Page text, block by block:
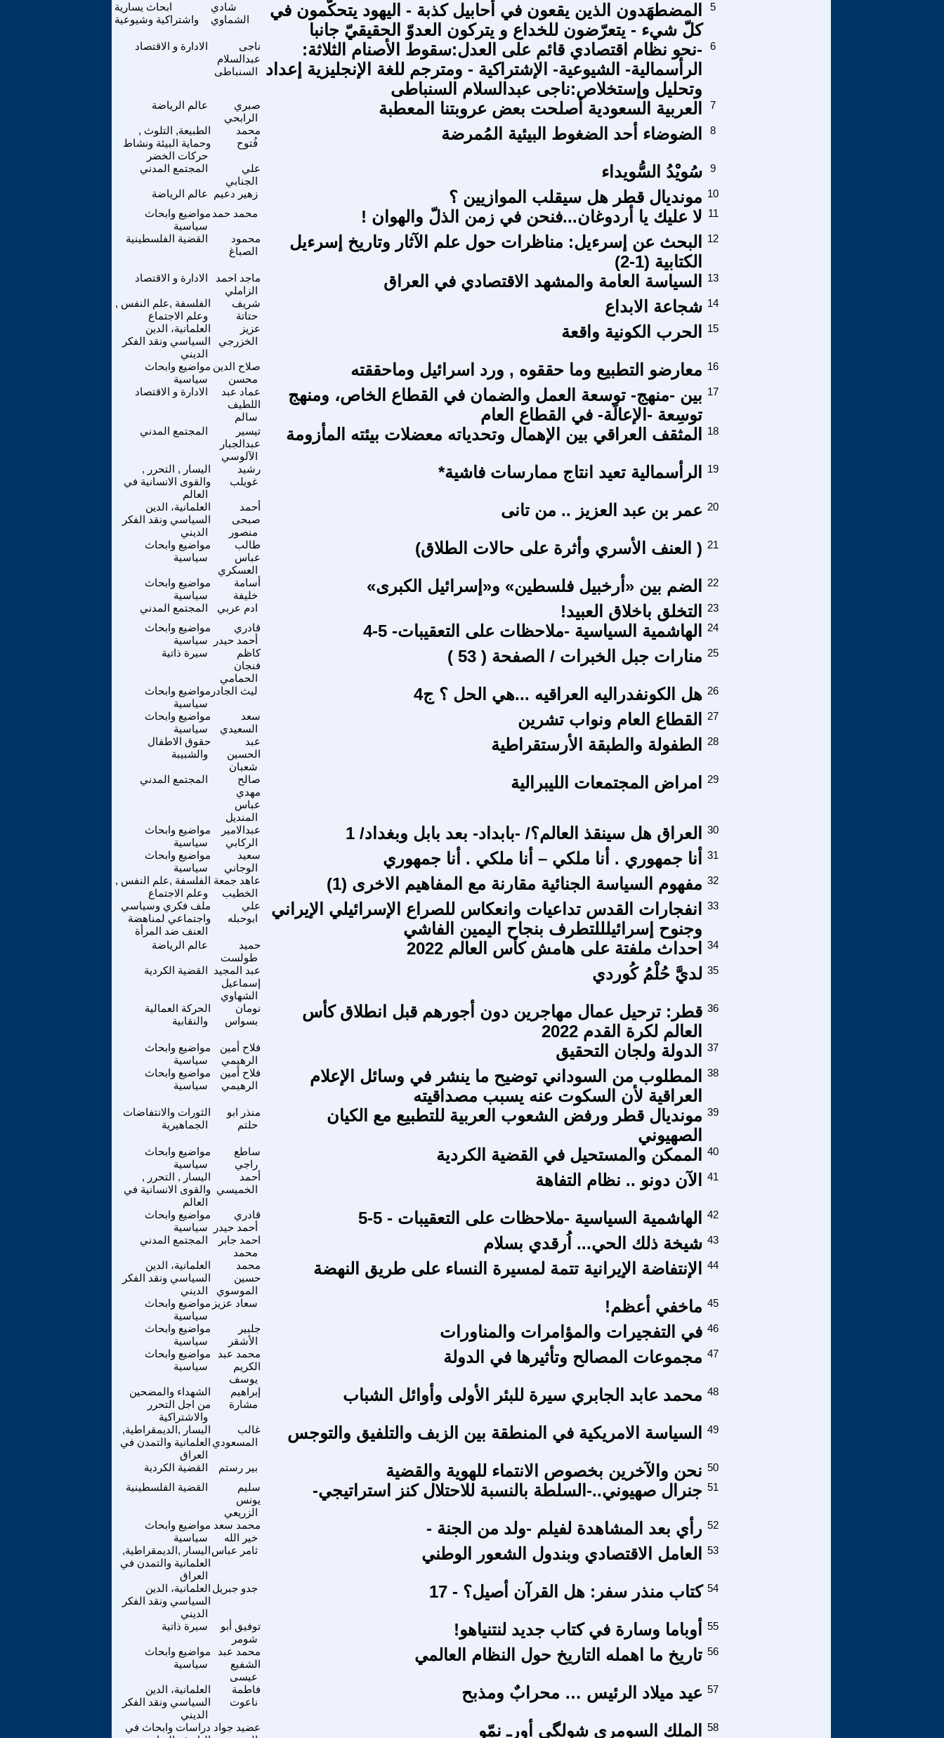
ابحاث يسارية
واشتراكية وشيوعية
شادي
الشماوي
المضطهَدون الذين يقعون في أحابيل كذبة - اليهود يتحكّمون في
كلّ شيء - يتعرّضون للخداع و يتركون العدوّ الحقيقيّ جانبا
5
الادارة و الاقتصاد
ناجى
عبدالسلام
السنباطى
-نحو نظام اقتصادي قائم على العدل:سقوط الأصنام الثلاثة:
الرأسمالية- الشيوعية- الإشتراكية - ومترجم للغة الإنجليزية إعداد
وتحليل وإستخلاص:ناجى عبدالسلام السنباطى
6
عالم الرياضة
صبري
الرابحي
العربية السعودية أصلحت بعض عروبتنا المعطبة 7
الطبيعة, التلوث ,
وحماية البيئة ونشاط
حركات الخضر
محمد
فُتوح
الضوضاء أحد الضغوط البيئية المُمرضة 8
المجتمع المدني
علي
الجنابي
سُويْدُ السُّويداء 9
عالم الرياضة زهير دعيم مونديال قطر هل سيقلب الموازيين ؟ 10
مواضيع وابحاث
سياسية
محمد حمد لا عليك يا أردوغان...فنحن في زمن الذلّ والهوان ! 11
القضية الفلسطينية
محمود
الصباغ
البحث عن إسرءيل: مناظرات حول علم الآثار وتاريخ إسرءيل
الكتابية (1-2)
12
الادارة و الاقتصاد
ماجد احمد
الزاملي
السياسة العامة والمشهد الاقتصادي في العراق 13
الفلسفة ,علم النفس ,
وعلم الاجتماع
شريف
حتاتة
شجاعة الابداع 14
العلمانية، الدين
السياسي ونقد الفكر
الديني
عزيز
الخزرجي
الحرب الكونية واقعة 15
مواضيع وابحاث
سياسية
صلاح الدين
محسن
معارضو التطبيع وما حققوه , ورد اسرائيل وماحققته 16
الادارة و الاقتصاد
عماد عبد
اللطيف
سالم
بين -منهج- توسعة العمل والضمان في القطاع الخاص، ومنهج
توسِعة -الإعالَة- في القطاع العام
17
المجتمع المدني
تيسير
عبدالجبار
الآلوسي
المثقف العراقي بين الإهمال وتحدياته معضلات بيئته المأزومة 18
اليسار , التحرر ,
والقوى الانسانية في
العالم
رشيد
غويلب
الرأسمالية تعيد انتاج ممارسات فاشية* 19
العلمانية، الدين
السياسي ونقد الفكر
الديني
أحمد
صبحى
منصور
عمر بن عبد العزيز .. من تانى 20
مواضيع وابحاث
سياسية
طالب
عباس
العسكري
( العنف الأسري وأثرة على حالات الطلاق) 21
مواضيع وابحاث
سياسية
أسامة
خليفة
الضم بين «أرخبيل فلسطين» و«إسرائيل الكبرى» 22
المجتمع المدني ادم عربي التخلق باخلاق العبيد!
23
مواضيع وابحاث
سياسية
قادري
أحمد حيدر
الهاشمية السياسية -ملاحظات على التعقيبات- 5-4 24
سيرة ذاتية
كاظم
فنجان
الحمامي
منارات جبل الخبرات / الصفحة ( 53 ) 25
مواضيع وابحاث
سياسية
ليث الجادر هل الكونفدراليه العراقيه ...هي الحل ؟ ج4 26
مواضيع وابحاث
سياسية
سعد
السعيدي
القطاع العام ونواب تشرين 27
حقوق الاطفال
والشبيبة
عبد
الحسين
شعبان
الطفولة والطبقة الأرستقراطية 28
المجتمع المدني
صالح
مهدي
عباس
المنديل
امراض المجتمعات الليبرالية 29
مواضيع وابحاث
سياسية
عبدالامير
الركابي
العراق هل سينقذ العالم؟/ -بابداد- بعد بابل وبغداد/ 1 30
مواضيع وابحاث
سياسية
سعيد
الوجاني
أنا جمهوري . أنا ملكي – أنا ملكي . أنا جمهوري 31
الفلسفة ,علم النفس ,
وعلم الاجتماع
عاهد جمعة
الخطيب
مفهوم السياسة الجنائية مقارنة مع المفاهيم الاخرى (1) 32
ملف فكري وسياسي
واجتماعي لمناهضة
العنف ضد المرأة
علي
ابوحبله
انفجارات القدس تداعيات وانعكاس للصراع الإسرائيلي الإيراني
وجنوح إسرائيلللتطرف بنجاح اليمين الفاشي
33
عالم الرياضة
حميد
طولست
احداث ملفتة على هامش كأس العالم 2022 34
القضية الكردية عبد المجيد
إسماعيل
الشهاوي
لديَّ حُلْمُ كُوردي 35
الحركة العمالية
والنقابية
نومان
بسواس
قطر: ترحيل عمال مهاجرين دون أجورهم قبل انطلاق كأس
العالم لكرة القدم 2022
36
مواضيع وابحاث
سياسية
فلاح أمين
الرهيمي
الدولة ولجان التحقيق 37
مواضيع وابحاث
سياسية
فلاح أمين
الرهيمي
المطلوب من السوداني توضيح ما ينشر في وسائل الإعلام
العراقية لأن السكوت عنه يسبب مصداقيته
38
الثورات والانتفاضات
الجماهيرية
منذر ابو
حلتم
مونديال قطر ورفض الشعوب العربية للتطبيع مع الكيان
الصهيوني
39
مواضيع وابحاث
سياسية
ساطع
راجي
الممكن والمستحيل في القضية الكردية 40
اليسار , التحرر ,
والقوى الانسانية في
العالم
أحمد
الخميسي
الآن دونو .. نظام التفاهة 41
مواضيع وابحاث
سياسية
قادري
أحمد حيدر
الهاشمية السياسية -ملاحظات على التعقيبات - 5-5 42
المجتمع المدني
احمد جابر
محمد
شيخة ذلك الحي... اُرقدي بسلام 43
العلمانية، الدين
السياسي ونقد الفكر
الديني
محمد
حسين
الموسوي
الإنتفاضة الإيرانية تتمة لمسيرة النساء على طريق النهضة 44
مواضيع وابحاث
سياسية
سعاد عزيز ماخفي أعظم! 45
مواضيع وابحاث
سياسية
جلبير
الأشقر
في التفجيرات والمؤامرات والمناورات 46
مواضيع وابحاث
سياسية
محمد عبد
الكريم
يوسف
مجموعات المصالح وتأثيرها في الدولة 47
الشهداء والمضحين
من اجل التحرر
والاشتراكية
إبراهيم
مشارة
محمد عابد الجابري سيرة للبئر الأولى وأوائل الشباب 48
اليسار ,الديمقراطية,
العلمانية والتمدن في
العراق
غالب
المسعودي
السياسة الامريكية في المنطقة بين الزبف والتلفيق والتوجس 49
القضية الكردية بير رستم نحن والآخرين بخصوص الانتماء للهوية والقضية 50
القضية الفلسطينية
سليم
يونس
الزريعي
جنرال صهيوني..-السلطة بالنسبة للاحتلال كنز استراتيجي- 51
مواضيع وابحاث
سياسية
محمد سعد
خير الله
رأي بعد المشاهدة لفيلم -ولد من الجنة - 52
اليسار ,الديمقراطية,
العلمانية والتمدن في
العراق
ثامر عباس العامل الاقتصادي وبندول الشعور الوطني 53
العلمانية، الدين
السياسي ونقد الفكر
الديني
جدو جبريل كتاب منذر سفر: هل القرآن أصيل؟ - 17 54
سيرة ذاتية
توفيق أبو
شومر
أوباما وسارة في كتاب جديد لنتنياهو! 55
مواضيع وابحاث
سياسية
محمد عبد
الشفيع
عيسى
تاريخ ما اهمله التاريخ حول النظام العالمي 56
العلمانية، الدين
السياسي ونقد الفكر
الديني
فاطمة
ناعوت
عيد ميلاد الرئيس … محرابٌ ومذبح 57
دراسات وابحاث في عضيد جواد
الملك السومري شولگي أورـ نمّو 58